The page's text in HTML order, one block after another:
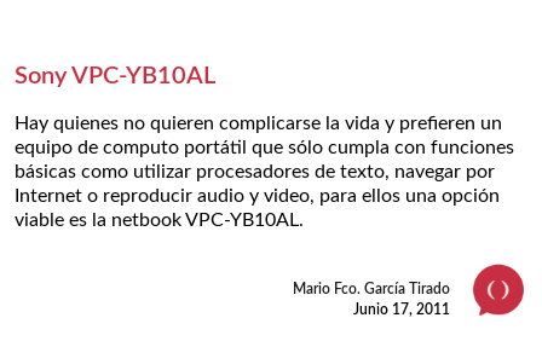
Sony VPC-YB10AL
Hay quienes no quieren complicarse la vida y prefieren un
equipo de computo portátil que sólo cumpla con funciones
básicas como utilizar procesadores de texto, navegar por
Internet o reproducir audio y video, para ellos una opción
viable es la netbook VPC-YB10AL.
Mario Fco. García Tirado
Junio 17, 2011